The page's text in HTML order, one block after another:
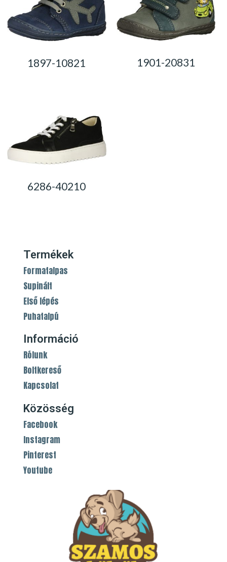
1897-10821 1901-20831
6286-40210
Termékek
Formatalpas
Supinált
Első lépés
Puhatalpú
Információ
Rólunk
Boltkereső
Kapcsolat
Közösség
Facebook
Instagram
Pinterest
Youtube